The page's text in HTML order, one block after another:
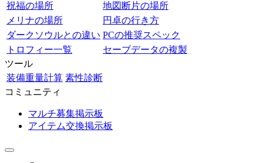
祝福の場所
地図断片の場所
メリナの場所
円卓の行き方
ダークソウルとの違い PCの推奨スペック
トロフィー一覧
セーブデータの複製
ツール
装備重量計算 素性診断
コミュニティ
マルチ募集掲示板
アイテム交換掲示板